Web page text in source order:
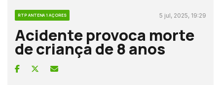
RTP ANTENA 1 AÇORES 5 jul, 2025, 19:29
Acidente provoca morte
de criança de 8 anos